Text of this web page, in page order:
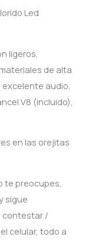
Led
ligeros,
de alta
audio,
V8 (incluido),
en las orejitas
te preocupes,
sigue
contestar /
celular, todo a